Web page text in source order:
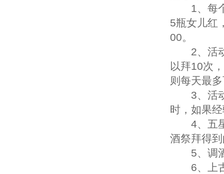
1、每个
5瓶女儿红
00。
2、活动
以拜10次
则每天最
3、活动
时，如果
4、五星
酒祭拜得
5、调酒
6、上古